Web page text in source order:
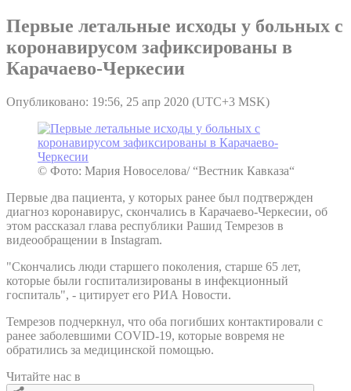
Первые летальные исходы у больных с
коронавирусом зафиксированы в
Карачаево-Черкесии
Опубликовано: 19:56, 25 апр 2020 (UTC+3 MSK)
© Фото: Мария Новоселова/ “Вестник Кавказа“
Первые два пациента, у которых ранее был подтвержден
диагноз коронавирус, скончались в Карачаево-Черкесии, об
этом рассказал глава республики Рашид Темрезов в
видеообращении в Instagram.
"Скончались люди старшего поколения, старше 65 лет,
которые были госпитализированы в инфекционный
госпиталь", - цитирует его РИА Новости.
Темрезов подчеркнул, что оба погибших контактировали с
ранее заболевшими COVID-19, которые вовремя не
обратились за медицинской помощью.
Читайте нас в